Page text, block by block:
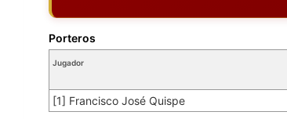
Jugador
[1] Francisco José Quispe
Porteros